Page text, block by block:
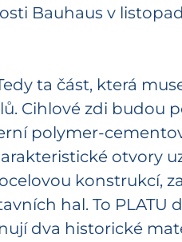
Bauhaus v
ta část, která
Cihlové zdi budou
polymer-
otvory
konstrukcí,
hal. To
dva historické